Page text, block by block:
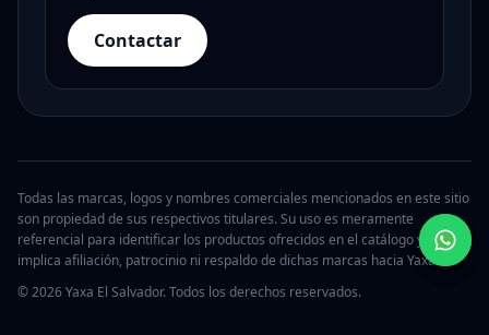
Contactar
Todas las marcas, logos y nombres comerciales mencionados en este sitio
son propiedad de sus respectivos titulares. Su uso es meramente
referencial para identificar los productos ofrecidos en el catálogo y no
implica afiliación, patrocinio ni respaldo de dichas marcas hacia Yaxa.
© 2026 Yaxa El Salvador. Todos los derechos reservados.